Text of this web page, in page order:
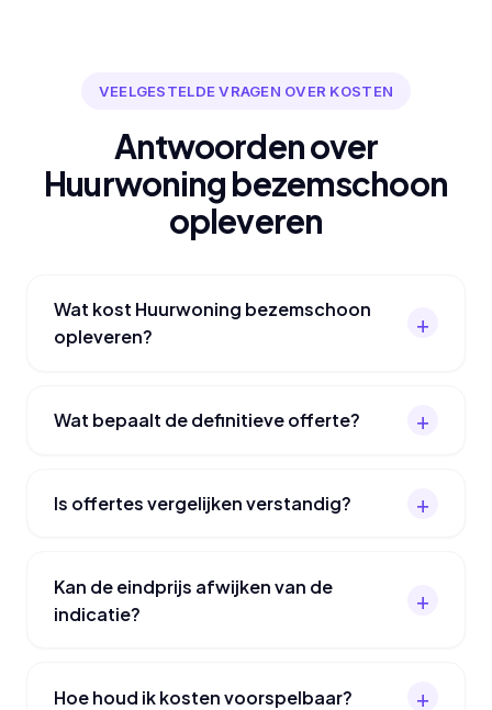
VEELGESTELDE VRAGEN OVER KOSTEN
Antwoorden over
Huurwoning bezemschoon
opleveren
Wat kost Huurwoning bezemschoon
opleveren?
Wat bepaalt de definitieve offerte?
Is offertes vergelijken verstandig?
Kan de eindprijs afwijken van de
indicatie?
Hoe houd ik kosten voorspelbaar?